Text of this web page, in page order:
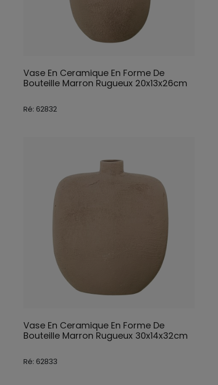
Vase En Ceramique En Forme De
Bouteille Marron Rugueux 20x13x26cm
Ré: 62832
Vase En Ceramique En Forme De
Bouteille Marron Rugueux 30x14x32cm
Ré: 62833